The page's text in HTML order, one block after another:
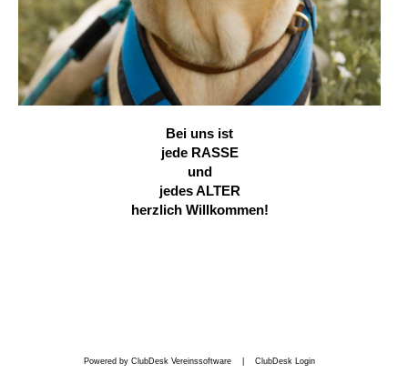
Bei uns ist
jede RASSE
und
jedes ALTER
herzlich Willkommen!
Powered by ClubDesk Vereinssoftware ClubDesk Login